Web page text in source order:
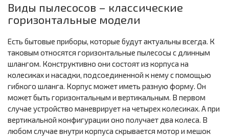
Виды пылесосов – классические
горизонтальные модели
Есть бытовые приборы, которые будут актуальны всегда. К
таковым относятся горизонтальные пылесосы с длинным
шлангом. Конструктивно они состоят из корпуса на
колесиках и насадки, подсоединенной к нему с помощью
гибкого шланга. Корпус может иметь разную форму. Он
может быть горизонтальным и вертикальным. В первом
случае устройство маневрирует на четырех колесиках. А при
вертикальной конфигурации оно получает два колеса. В
любом случае внутри корпуса скрывается мотор и мешок